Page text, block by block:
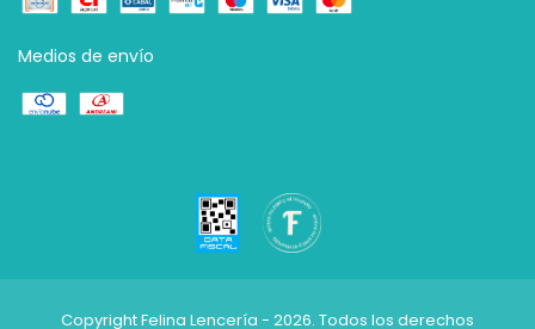
Medios de envío
Copyright Felina Lencería - 2026. Todos los derechos